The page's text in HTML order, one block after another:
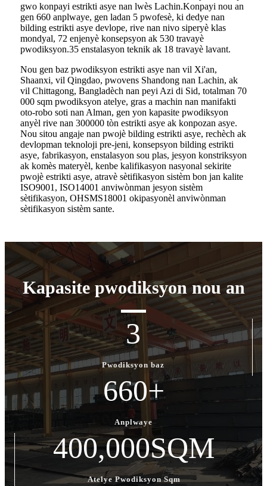
gwo konpayi estrikti asye nan lwès Lachin.Konpayi nou an
gen 660 anplwaye, gen ladan 5 pwofesè, ki dedye nan
bilding estrikti asye devlope, rive nan nivo siperyè klas
mondyal, 72 enjenyè konsepsyon ak 530 travayè
pwodiksyon.35 enstalasyon teknik ak 18 travayè lavant.
Nou gen baz pwodiksyon estrikti asye nan vil Xi'an,
Shaanxi, vil Qingdao, pwovens Shandong nan Lachin, ak
vil Chittagong, Bangladèch nan peyi Azi di Sid, totalman 70
000 sqm pwodiksyon atelye, gras a machin nan manifakti
oto-robo soti nan Alman, gen yon kapasite pwodiksyon
anyèl rive nan 300000 tòn estrikti asye ak konpozan asye.
Nou sitou angaje nan pwojè bilding estrikti asye, rechèch ak
devlopman teknoloji pre-jeni, konsepsyon bilding estrikti
asye, fabrikasyon, enstalasyon sou plas, jesyon konstriksyon
ak komès materyèl, kenbe kalifikasyon nasyonal sekirite
pwojè estrikti asye, atravè sètifikasyon sistèm bon jan kalite
ISO9001, ISO14001 anviwònman jesyon sistèm
sètifikasyon, OHSMS18001 okipasyonèl anviwònman
sètifikasyon sistèm sante.
Kapasite pwodiksyon nou an
3
Pwodiksyon baz
660+
Anplwaye
400,000SQM
Atelye Pwodiksyon Sqm